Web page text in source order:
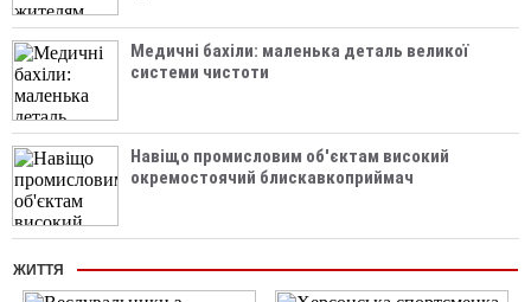
Медичні бахіли: маленька деталь великої
системи чистоти
Навіщо промисловим об'єктам високий
окремостоячий блискавкоприймач
ЖИТТЯ